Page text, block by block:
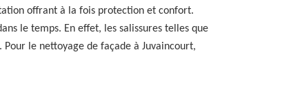
offrant à la fois protection et confort.
le temps. En effet, les salissures telles que
le nettoyage de façade à Juvaincourt,